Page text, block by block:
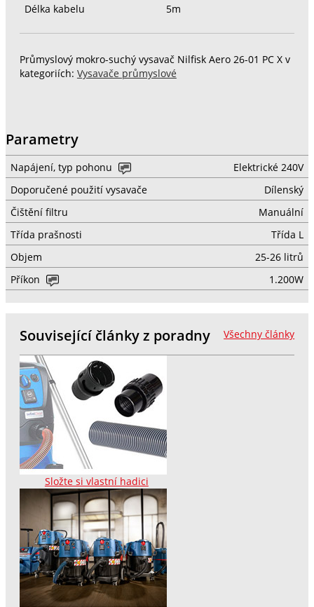
Délka kabelu
5m
Průmyslový mokro-suchý vysavač Nilfisk Aero 26-01 PC X v
kategoriích: Vysavače průmyslové
Parametry
Napájení, typ pohonu
Elektrické 240V
Doporučené použití vysavače
Dílenský
Čištění filtru
Manuální
Třída prašnosti
Třída L
Objem
25-26 litrů
Příkon
1.200W
Všechny články
Související články z poradny
Složte si vlastní hadici